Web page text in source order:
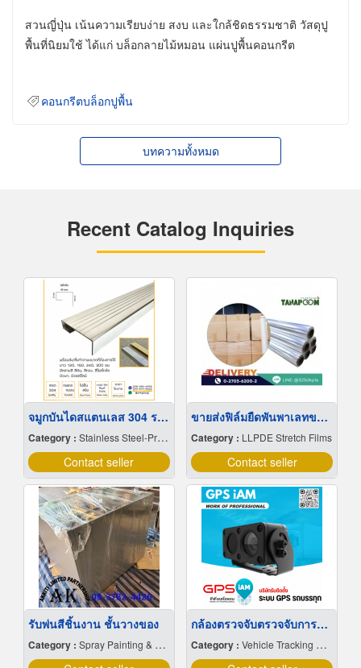
สวนญี่ปุ่น เน้นความเรียบง่าย สงบ และใกล้ชิดธรรมชาติ วัสดุปู
พื้นที่นิยมใช้ ได้แก่ บล็อกลายไม้หมอน แผ่นปูพื้นคอนกรีต
คอนกรีตบล็อกปูพื้น
บทความทั้งหมด
Recent Catalog Inquiries
จมูกบันไดสแตนเลส 304 ราคาโรงงาน
Category : Stainless Steel-Products
Contact seller
ขายส่งฟิล์มยืดพันพาเลทขนาดพันด้วยมือ Hand wrap
Category : LLPDE Stretch Films
Contact seller
รับพ่นสีชิ้นงาน ชั้นวางของ
Category : Spray Painting & Finishing
กล้องตรวจจับตรวจจับการหลับใน
Category : Vehicle Tracking System